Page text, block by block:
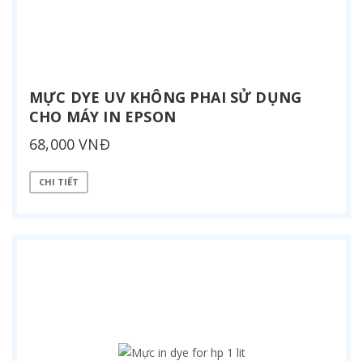
MỰC DYE UV KHÔNG PHAI SỬ DỤNG
CHO MÁY IN EPSON
68,000 VNĐ
CHI TIẾT